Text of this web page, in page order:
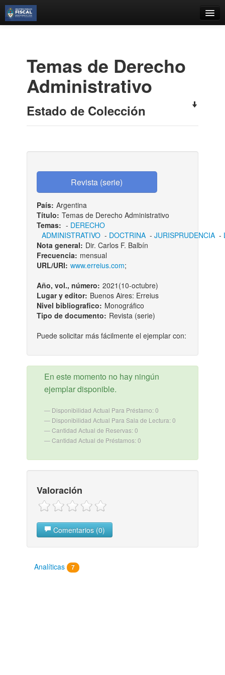
Estantes Virtuales
Contacto
Temas de Derecho
Administrativo
Estado de Colección
País: Argentina
Título: Temas de Derecho Administrativo
Temas: - DERECHO
ADMINISTRATIVO- DOCTRINA- JURISPRUDENCIA-
Nota general: Dir. Carlos F. Balbín
Frecuencia: mensual
URL/URI: www.erreius.com;
Año, vol., número: 2021(10-octubre)
Lugar y editor: Buenos Aires: Erreius
Nivel bibliografico: Monográfico
Tipo de documento: Revista (serie)
Puede solicitar más fácilmente el ejemplar con:
En este momento no hay ningún
ejemplar disponible.
Disponibilidad Actual Para Préstamo: 0
Disponibilidad Actual Para Sala de Lectura: 0
Cantidad Actual de Reservas: 0
Cantidad Actual de Préstamos: 0
Valoración
Comentarios (0)
Analíticas 7